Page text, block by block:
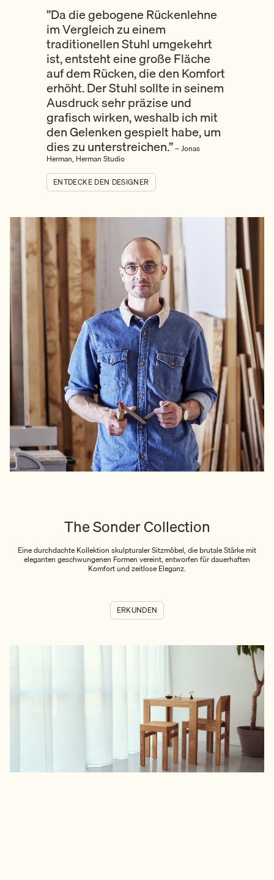
”Da die gebogene Rückenlehne
im Vergleich zu einem
traditionellen Stuhl umgekehrt
ist, entsteht eine große Fläche
auf dem Rücken, die den Komfort
erhöht. Der Stuhl sollte in seinem
Ausdruck sehr präzise und
grafisch wirken, weshalb ich mit
den Gelenken gespielt habe, um
dies zu unterstreichen.”– Jonas
Herman, Herman Studio
ENTDECKE DEN DESIGNER
The Sonder Collection
Eine durchdachte Kollektion skulpturaler Sitzmöbel, die brutale Stärke mit
eleganten geschwungenen Formen vereint, entworfen für dauerhaften
Komfort und zeitlose Eleganz.
ERKUNDEN